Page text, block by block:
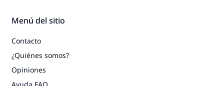
Menú del sitio
Contacto
¿Quiénes somos?
Opiniones